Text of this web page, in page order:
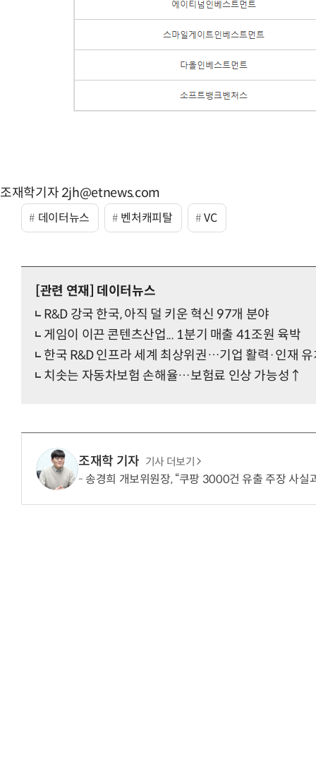
조재학기자 2jh@etnews.com
데이터뉴스 벤처캐피탈 VC
[관련 연재]
데이터뉴스
R&D 강국 한국, 아직 덜 키운 혁신 97개 분야
게임이 이끈 콘텐츠산업... 1분기 매출 41조원 육박
한국 R&D 인프라 세계 최상위권…기업 활력·인재 유
치솟는 자동차보험 손해율…보험료 인상 가능성↑
조재학 기자 기사 더보기
송경희 개보위원장, “쿠팡 3000건 유출 주장 사